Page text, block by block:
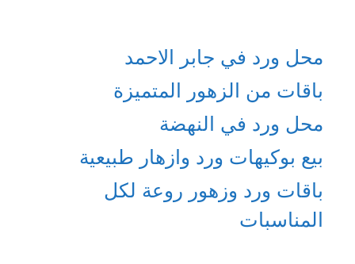
محل ورد في جابر الاحمد
باقات من الزهور المتميزة
محل ورد في النهضة
بيع بوكيهات ورد وازهار طبيعية
باقات ورد وزهور روعة لكل
المناسبات